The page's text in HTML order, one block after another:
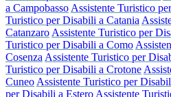
a Campobasso Assistente Turistico
Turistico per Disabili a Catania
Catanzaro Assistente Turistico per
Turistico per Disabili a Como
Cosenza Assistente Turistico per
Turistico per Disabili a Crotone
Cuneo Assistente Turistico per
per Disabili a Estero Assistente